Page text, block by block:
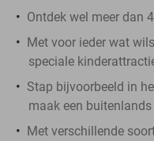
Ontdek wel meer dan
Met voor ieder wat
speciale
Stap bijvoorbeeld in
maak een
Met verschillende